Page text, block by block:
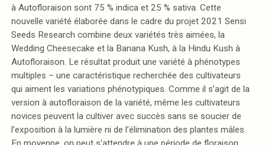
à Autofloraison sont 75 % indica et 25 % sativa. Cette
nouvelle variété élaborée dans le cadre du projet 2021 Sensi
Seeds Research combine deux variétés très aimées, la
Wedding Cheesecake et la Banana Kush, à la Hindu Kush à
Autofloraison. Le résultat produit une variété à phénotypes
multiples – une caractéristique recherchée des cultivateurs
qui aiment les variations phénotypiques. Comme il s’agit de la
version à autofloraison de la variété, même les cultivateurs
novices peuvent la cultiver avec succès sans se soucier de
l’exposition à la lumière ni de l’élimination des plantes mâles.